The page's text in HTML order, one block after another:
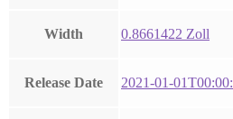
Width 0.8661422 Zoll
Release Date 2021-01-